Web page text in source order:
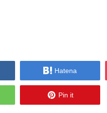
 Hatena
 Pin it